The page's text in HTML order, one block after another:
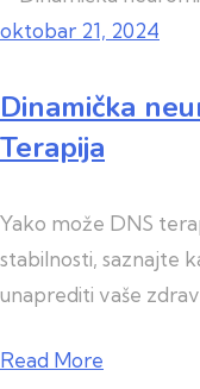
oktobar 21, 2024
Dinamička
Terapija
Yako može DNS
stabilnosti, saznajte
unaprediti vaše
Read More